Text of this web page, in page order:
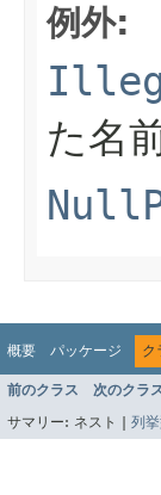
例外:
た名
概要 パッケージ ク
前のクラス 次のクラ
サマリー: ネスト | 列